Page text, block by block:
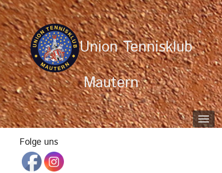
Union Tennisklub
Mautern
Folge uns